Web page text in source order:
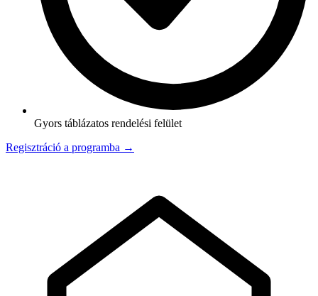
Gyors táblázatos rendelési felület
Regisztráció a programba →